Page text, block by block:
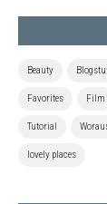
Beauty
Favorites Film
Tutorial
lovely places